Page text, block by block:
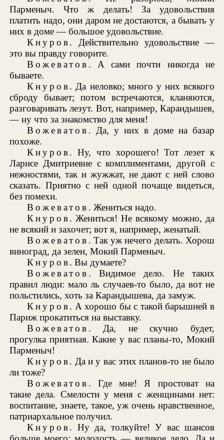
Парменыч. Что ж делать! За удовольствия
платить надо, они даром не достаются, а бывать у
них в доме — большое удовольствие.
Кнуров. Действительно удовольствие —
это вы правду говорите.
Вожеватов . А сами почти никогда не
бываете.
Кнуров. Да неловко; много у них всякого
сброду бывает; потом встречаются, кланяются,
разговаривать лезут. Вот, например, Карандышев,
— ну что за знакомство для меня!
Вожеватов . Да, у них в доме на базар
похоже.
Кнуров. Ну, что хорошего! Тот лезет к
Ларисе Дмитриевне с комплиментами, другой с
нежностями, так и жужжат, не дают с ней слово
сказать. Приятно с ней одной почаще видеться,
без помехи.
Вожеватов . Жениться надо.
Кнуров. Жениться! Не всякому можно, да
не всякий и захочет; вот я, например, женатый.
Вожеватов . Так уж нечего делать. Хорош
виноград, да зелен, Мокий Парменыч.
Кнуров. Вы думаете?
Вожеватов . Видимое дело. Не таких
правил люди: мало ль случаев-то было, да вот не
польстились, хоть за Карандышева, да замуж.
Кнуров. А хорошо бы с такой барышней в
Париж прокатиться на выставку.
Вожеватов . Да, не скучно будет,
прогулка приятная. Какие у вас планы-то, Мокий
Парменыч!
Кнуров. Да и у вас этих планов-то не было
ли тоже?
Вожеватов . Где мне! Я простоват на
такие дела. Смелости у меня с женщинами нет:
воспитание, знаете, такое, уж очень нравственное,
патриархальное получил.
Кнуров. Ну да, толкуйте! У вас шансов